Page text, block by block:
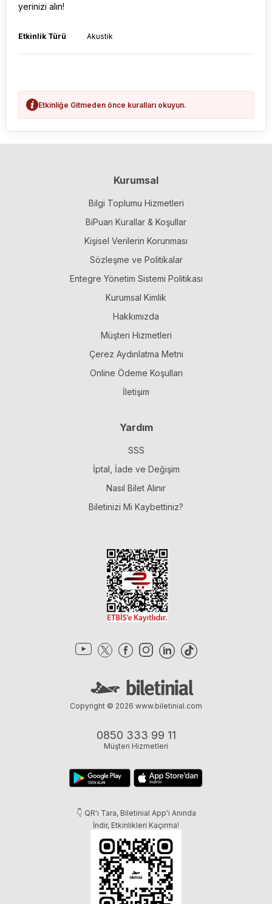
yerinizi alın!
Etkinlik Türü Akustik
Etkinliğe Gitmeden önce kuralları okuyun.
Kurumsal
Bilgi Toplumu Hizmetleri
BiPuan Kurallar & Koşullar
Kişisel Verilerin Korunması
Sözleşme ve Politikalar
Entegre Yönetim Sistemi Politikası
Kurumsal Kimlik
Hakkımızda
Müşteri Hizmetleri
Çerez Aydınlatma Metni
Online Ödeme Koşulları
İletişim
Yardım
SSS
İptal, İade ve Değişim
Nasıl Bilet Alınır
Biletinizi Mi Kaybettiniz?
0850 333 99 11
Müşteri Hizmetleri
👇 QR'ı Tara, Biletinial App'i Anında
İndir, Etkinlikleri Kaçırma!
Copyright © 2026 www.biletinial.com